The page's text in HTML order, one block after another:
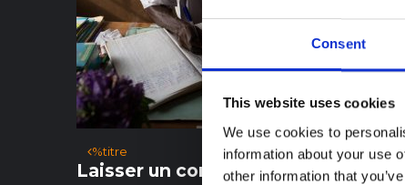
Consent
This website uses cookies
We use cookies to
information about your use
other information that
Navigation des articles
%titre
Laisser un commentaire